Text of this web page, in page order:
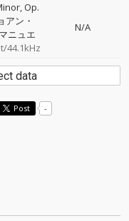
Op.
アン・
ニュエ
44.1kHz
N/A
data
Post -